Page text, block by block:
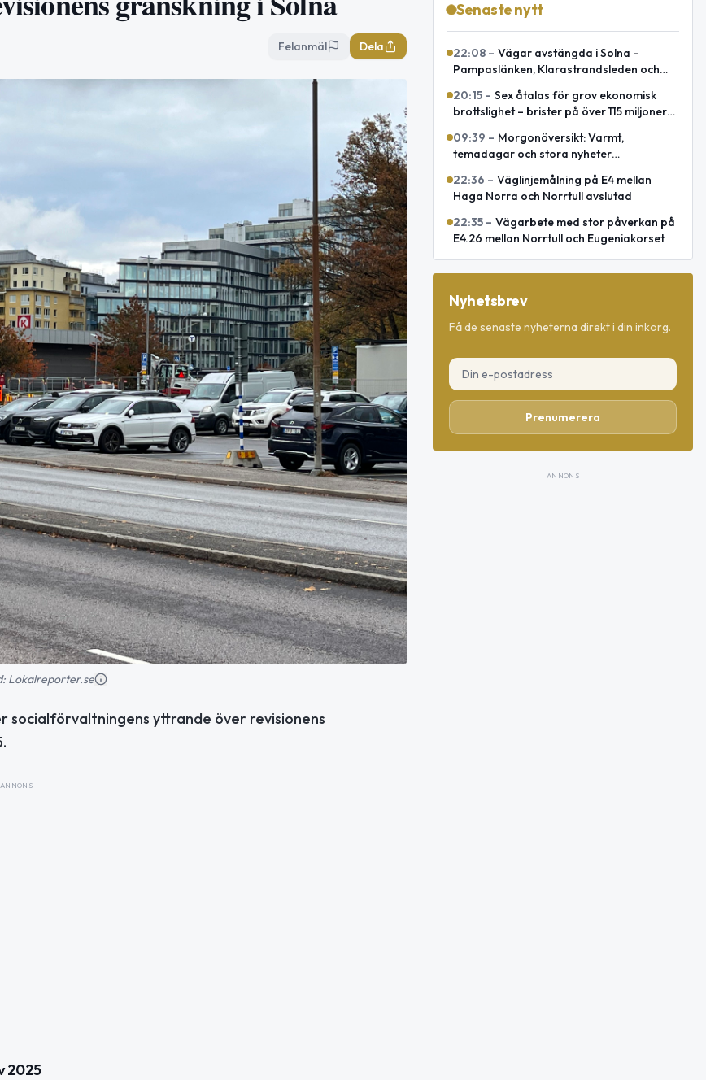
Felanmäl Dela
Lokalreporter.se
socialförvaltningens yttrande över revisionens
ANNONS
2025
Senaste nytt
22:08 – Vägar avstängda i Solna –
Pampaslänken, Klarastrandsleden och
20:15 – Sex åtalas för grov ekonomisk
brottslighet – brister på över 115 miljoner
09:39 – Morgonöversikt: Varmt,
temadagar och stora nyheter
22:36 – Väglinjemålning på E4 mellan
Haga Norra och Norrtull avslutad
22:35 – Vägarbete med stor påverkan på
E4.26 mellan Norrtull och Eugeniakorset
Nyhetsbrev
Få de senaste nyheterna direkt i din inkorg.
Prenumerera
ANNONS